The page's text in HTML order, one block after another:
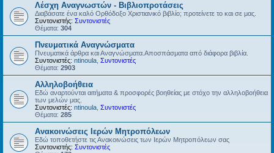
Λέσχη Αναγνωστών - Βιβλιοπροτάσεις
Διαβάσατε ένα καλό Ορθόδοξο Χριστιανικό βιβλίο; προτείνετε το και σε μας.
Συντονιστής: Συντονιστές
Θέματα: 304
Πνευματικά Αναγνώσματα
Πνευματικά άρθρα και Αναγνώσματα.Αποσπάσματα από διάφορα βιβλία.
Συντονιστές: ntinoula Συντονιστές
Θέματα: 2903
Αλληλοβοήθεια
Εδώ αναρτούνται αιτήματα & προσφορές βοηθείας με στόχο την αλληλοβοήθεια
των μελών μας.
Συντονιστές: ntinoula Συντονιστές
Θέματα: 285
Ανακοινώσεις Ιερών Μητροπόλεων
Εδώ τοποθετήστε τις Ανακοινώσεις των Ιερών Μητροπόλεων σας
Συντονιστής: Συντονιστές